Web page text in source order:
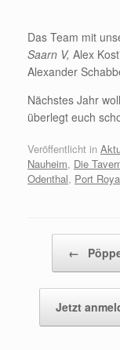
Das Team mit
Saarn V, Alex
Alexander
Nächstes Jahr
überlegt euch
Veröffentlicht in
Nauheim, Die
Odenthal, Port
←
Jetzt